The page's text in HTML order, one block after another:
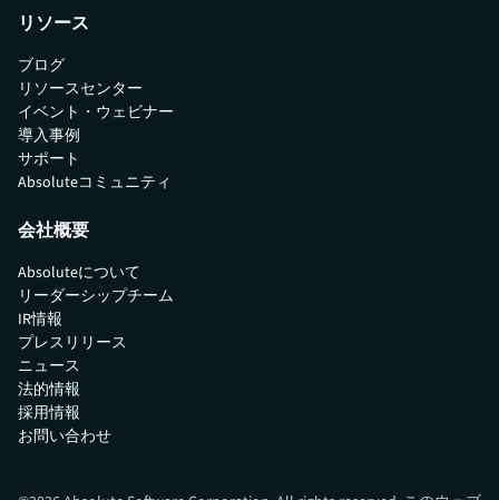
リソース
ブログ
リソースセンター
イベント・ウェビナー
導入事例
サポート
Absoluteコミュニティ
会社概要
Absoluteについて
リーダーシップチーム
IR情報
プレスリリース
ニュース
法的情報
採用情報
お問い合わせ